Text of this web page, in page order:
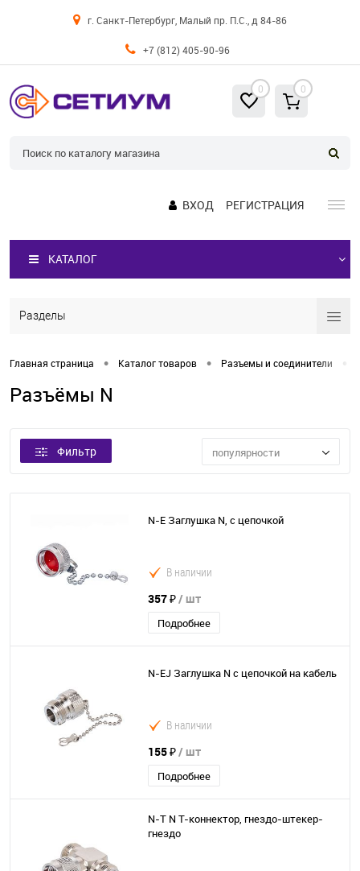
г. Санкт-Петербург, Малый пр. П.С., д 84-86
+7 (812) 405-90-96
0 0
ВХОД РЕГИСТРАЦИЯ
КАТАЛОГ
Разделы
Главная страница • Каталог товаров • Разъемы и соединители
Разъёмы N
Фильтр популярности
N-E Заглушка N, с цепочкой
В наличии
357 ₽/ шт
Подробнее
N-EJ Заглушка N с цепочкой на кабель
В наличии
155 ₽/ шт
Подробнее
N-T N T-коннектор, гнездо-штекер-
гнездо